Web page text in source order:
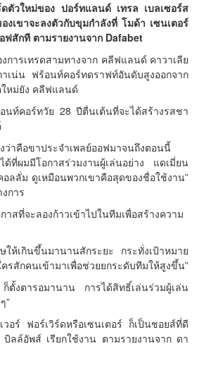
ดตัวใหม่ของ ปอร์ทแลนด์ เทรล เบลเซอร์ส
งเขาจะลงตัวกับขุมกำลังที่ โมด้า เซนเตอร์
ฟสักที ตามรายงานจาก Dafabet
ารเทรดสามทางจาก คลีฟแลนด์ คาวาเลีย
เน่น ฟร้อนท์คอร์ทดราฟท์อันดับสูงออกจาก
หม่ยัง คลีฟแลนด์
นท์คอร์ทวัย 28 ปีตื่นเต้นที่จะได้สร้างรสชา
ว่าคือขาประจำเพลย์ออฟมาจนถึงตอนนี้
ด้ที่ผมมีโอกาสร่วมงานผู้เล่นอย่าง แดเมี่ยน
ลลั่ม ดูเหมือนพวกเขาคือสุดของชื่อใช้งาน”
การ
สที่จะลองก้าวเข้าไปในทีมเพื่อสร้างความ
ให้เกินขึ้นมานานสักระยะ กระทั่งเป้าหมาย
รสักคนเข้ามาเพื่อช่วยยกระดับทีมให้สูงขึ้น”
ตั้งตารอมานาน การได้สิทธิ์เล่นร่วมผู้เล่น
”
อร์ ฟอร์เวิร์ดหรือเซนเตอร์ ก็เป็นชอยส์ที่ดี
ลล์อัพส์ เรียกใช้งาน ตามรายงานจาก ดา